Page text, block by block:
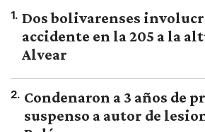
1. Dos bolivarenses
accidente en la 205 a la
Alvear
2. Condenaron a 3 años de
suspenso a autor de